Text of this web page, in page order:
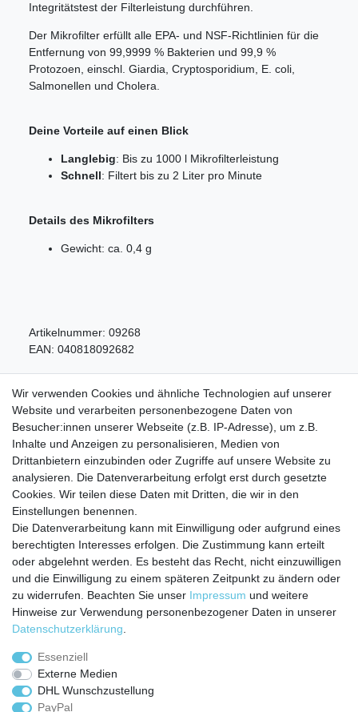
Integritätstest der Filterleistung durchführen.
Der Mikrofilter erfüllt alle EPA- und NSF-Richtlinien für die
Entfernung von 99,9999 % Bakterien und 99,9 %
Protozoen, einschl. Giardia, Cryptosporidium, E. coli,
Salmonellen und Cholera.
Deine Vorteile auf einen Blick
Langlebig: Bis zu 1000 l Mikrofilterleistung
Schnell: Filtert bis zu 2 Liter pro Minute
Details des Mikrofilters
Gewicht: ca. 0,4 g
Artikelnummer: 09268
EAN: 040818092682
Wir verwenden Cookies und ähnliche Technologien auf unserer
Website und verarbeiten personenbezogene Daten von
Besucher:innen unserer Webseite (z.B. IP-Adresse), um z.B.
Inhalte und Anzeigen zu personalisieren, Medien von
Drittanbietern einzubinden oder Zugriffe auf unsere Website zu
analysieren. Die Datenverarbeitung erfolgt erst durch gesetzte
Cookies. Wir teilen diese Daten mit Dritten, die wir in den
Einstellungen benennen.
Die Datenverarbeitung kann mit Einwilligung oder aufgrund eines
berechtigten Interesses erfolgen. Die Zustimmung kann erteilt
oder abgelehnt werden. Es besteht das Recht, nicht einzuwilligen
und die Einwilligung zu einem späteren Zeitpunkt zu ändern oder
zu widerrufen. Beachten Sie unser Impressum und weitere
Hinweise zur Verwendung personenbezogener Daten in unserer
Daten­schutz­erklärung
Essenziell
Externe Medien
DHL Wunschzustellung
PayPal
Service
Zahlungarten
Versandkosten
Batterierücknahmeverordnung
Kostenloser Newsletter
E-MAIL **
Newsletter
Honig
Daten­schutz­erklärung
Einwilligung kann ich jederzeit widerrufen.**